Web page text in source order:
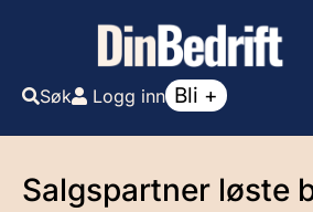
Søk Logg inn Bli +
Salgspartner løste